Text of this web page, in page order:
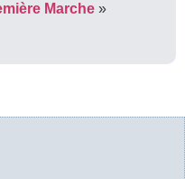
Marche »